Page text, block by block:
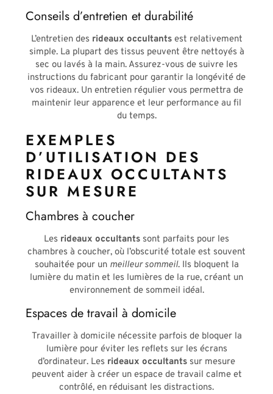
Conseils d’entretien et durabilité
L’entretien des rideaux occultantsest relativement
simple. La plupart des tissus peuvent être nettoyés à
sec ou lavés à la main. Assurez-vous de suivre les
instructions du fabricant pour garantir la longévité de
vos rideaux. Un entretien régulier vous permettra de
maintenir leur apparence et leur performance au fil
du temps.
EXEMPLES
D’UTILISATION DES
RIDEAUX OCCULTANTS
SUR MESURE
Chambres à coucher
Les rideaux occultants sont parfaits pour les
chambres à coucher, où l’obscurité totale est souvent
souhaitée pour un meilleur sommeil. Ils bloquent la
lumière du matin et les lumières de la rue, créant un
environnement de sommeil idéal.
Espaces de travail à domicile
Travailler à domicile nécessite parfois de bloquer la
lumière pour éviter les reflets sur les écrans
d’ordinateur. Les rideaux occultants sur mesure
peuvent aider à créer un espace de travail calme et
contrôlé, en réduisant les distractions.